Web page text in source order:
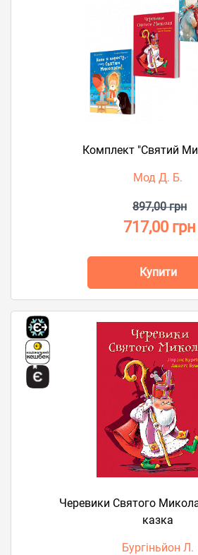
Комплект "Святий
Мод Д. Б.
897,00 грн
717,00 грн
Купити
Черевики Святого
казка
Бургіньйон Л.